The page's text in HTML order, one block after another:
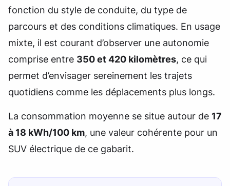
fonction du style de conduite, du type de
parcours et des conditions climatiques. En usage
mixte, il est courant d’observer une autonomie
comprise entre 350 et 420 kilomètres, ce qui
permet d’envisager sereinement les trajets
quotidiens comme les déplacements plus longs.
La consommation moyenne se situe autour de 17
à 18 kWh/100 km, une valeur cohérente pour un
SUV électrique de ce gabarit.